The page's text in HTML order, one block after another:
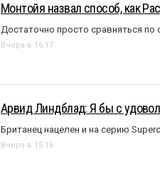
Монтойя назвал способ, как
Достаточно просто сравняться по
Вчера в 16:17
Арвид Линдблад: Я бы с
Британец нацелен и на серию
Вчера в 15:16